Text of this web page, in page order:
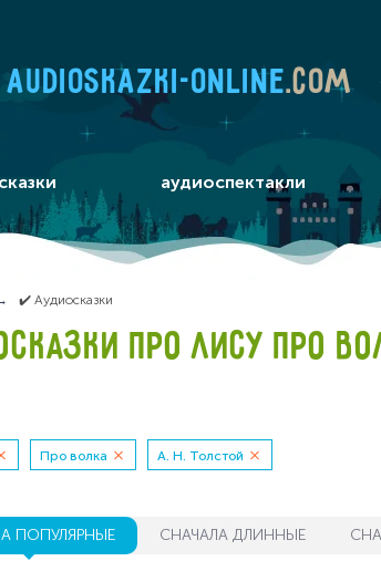
audioskazki-online.com
аудиоспектакли
✔️ Аудиосказки
ПРО ЛИСУ ПРО
Про волка А. Н. Толстой
ПОПУЛЯРНЫЕ СНАЧАЛА ДЛИННЫЕ